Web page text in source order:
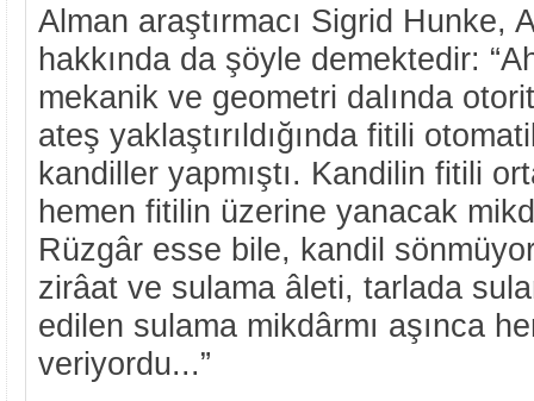
Alman araştırmacı Sigrid Hunke,
hakkında da şöyle demektedir:
mekanik ve geometri dalında
ateş yaklaştırıldığında fitili
kandiller yapmıştı. Kandilin fitili
hemen fitilin üzerine yanacak
Rüzgâr esse bile, kandil
zirâat ve sulama âleti, tarlada
edilen sulama mikdârmı aşınca
veriyordu...”